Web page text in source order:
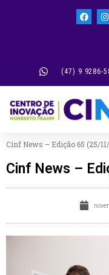
(47) 9 9286-
Cinf News – Edição 65 (25/
Cinf News –